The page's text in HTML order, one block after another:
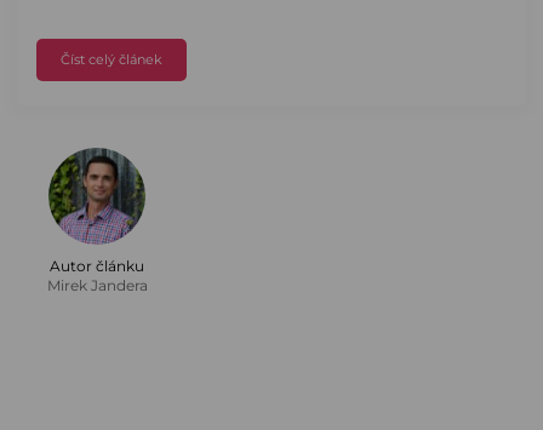
Číst celý článek
Autor článku
Mirek Jandera